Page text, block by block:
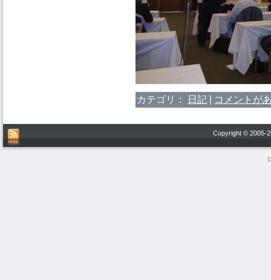
カテゴリ： 日記 | コメントが
Copyright © 2005-